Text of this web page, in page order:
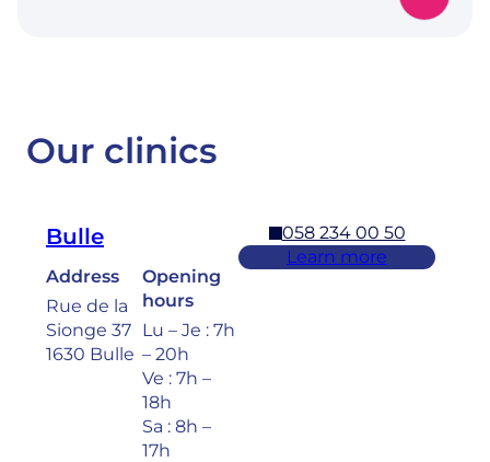
Our clinics
Bulle
Address
Rue de la
Sionge 37
1630 Bulle
Opening
hours
Lu – Je : 7h
– 20h
Ve : 7h –
18h
Sa : 8h –
17h
058 234 00 50
Learn more